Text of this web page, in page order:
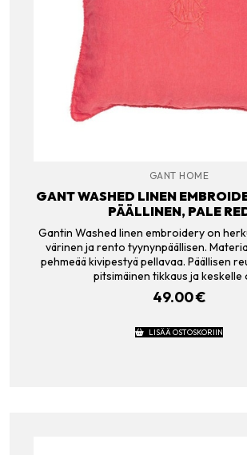
GANT HOME
GANT WASHED LINEN
PÄÄLLINEN, PALE
Gantin Washed linen embroidery on
värinen ja rento tyynynpäällisen.
pehmeää kivipestyä pellavaa. Päällisen
pitsimäinen tikkaus ja keskelle
49.00€
LISÄÄ OSTOSKORIIN